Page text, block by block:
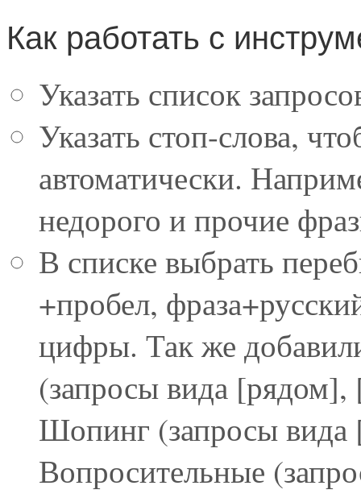
Как работать с
Указать список
Указать стоп-слова,
автоматически.
недорого и прочие
В списке выбрать
+пробел,
цифры. Так же
(запросы вида
Шопинг (запросы вида
Вопросительные